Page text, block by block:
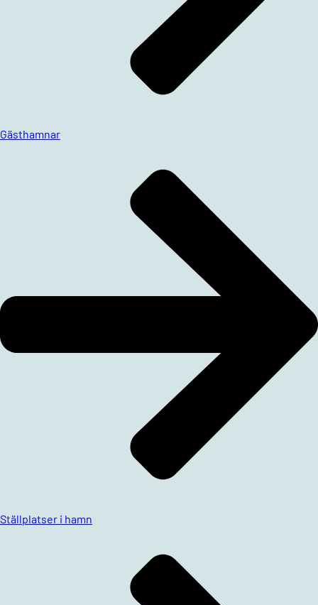
Gästhamnar
Ställplatser i hamn